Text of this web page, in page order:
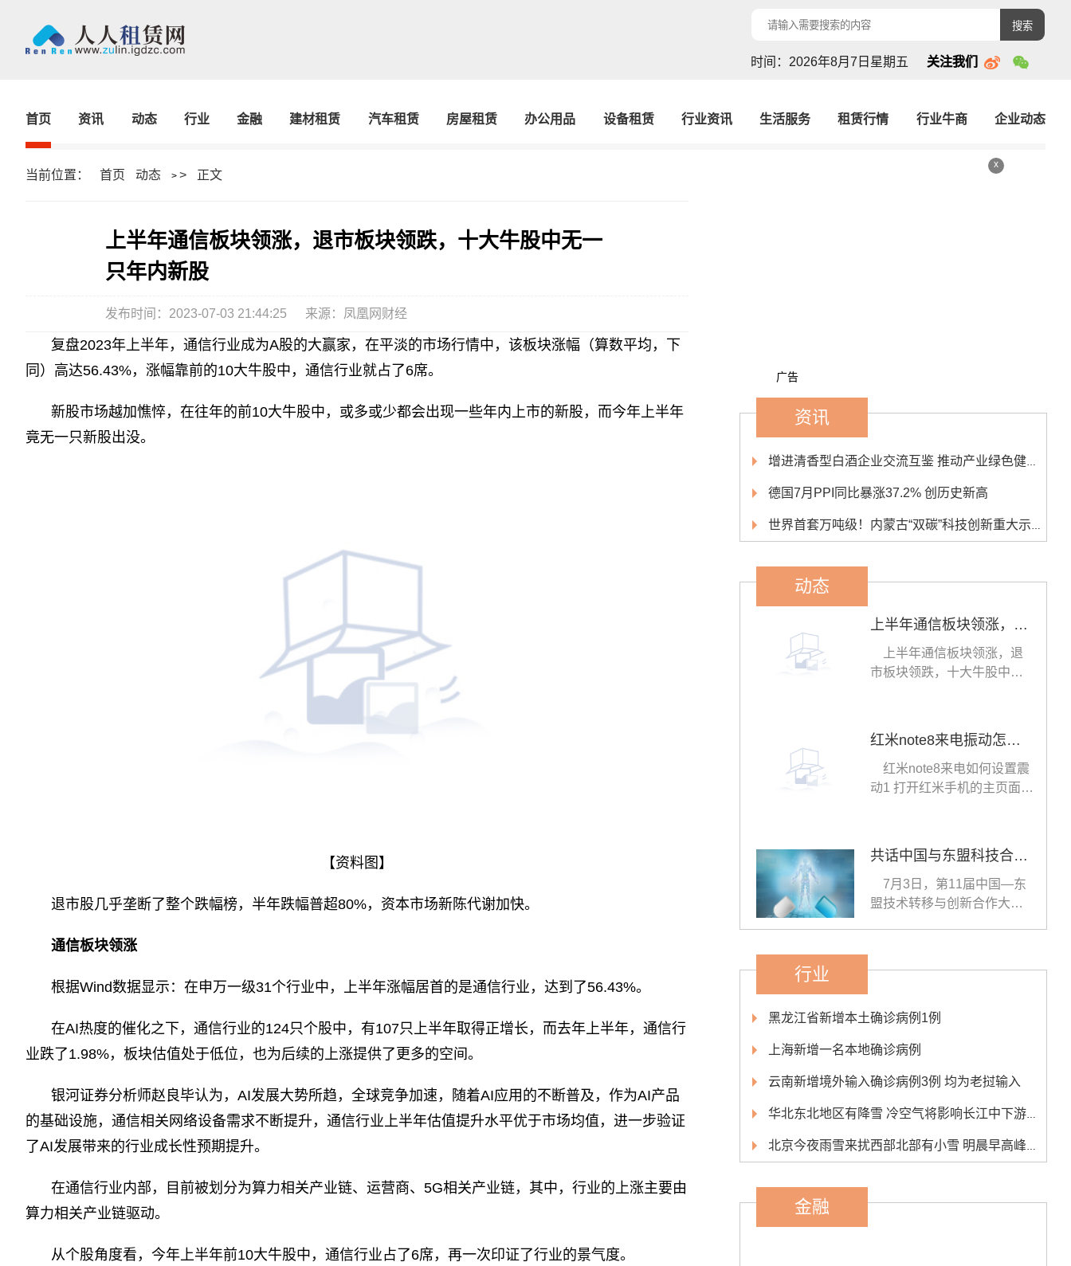
搜索
时间：2026年8月7日星期五 关注我们
首页 资讯 动态 行业 金融 建材租赁 汽车租赁 房屋租赁 办公用品 设备租赁 行业资讯 生活服务 租赁行情 行业牛商 企业动态
当前位置： 首页 动态 > > 正文
上半年通信板块领涨，退市板块领跌，十大牛股中无一
只年内新股
发布时间：2023-07-03 21:44:25 来源：凤凰网财经
复盘2023年上半年，通信行业成为A股的大赢家，在平淡的市场行情中，该板块涨幅（算数平均，下
同）高达56.43%，涨幅靠前的10大牛股中，通信行业就占了6席。
新股市场越加憔悴，在往年的前10大牛股中，或多或少都会出现一些年内上市的新股，而今年上半年
竟无一只新股出没。
【资料图】
退市股几乎垄断了整个跌幅榜，半年跌幅普超80%，资本市场新陈代谢加快。
通信板块领涨
根据Wind数据显示：在申万一级31个行业中，上半年涨幅居首的是通信行业，达到了56.43%。
在AI热度的催化之下，通信行业的124只个股中，有107只上半年取得正增长，而去年上半年，通信行
业跌了1.98%，板块估值处于低位，也为后续的上涨提供了更多的空间。
银河证券分析师赵良毕认为，AI发展大势所趋，全球竞争加速，随着AI应用的不断普及，作为AI产品
的基础设施，通信相关网络设备需求不断提升，通信行业上半年估值提升水平优于市场均值，进一步验证
了AI发展带来的行业成长性预期提升。
在通信行业内部，目前被划分为算力相关产业链、运营商、5G相关产业链，其中，行业的上涨主要由
算力相关产业链驱动。
从个股角度看，今年上半年前10大牛股中，通信行业占了6席，再一次印证了行业的景气度。
x
广告
资讯
增进清香型白酒企业交流互鉴 推动产业绿色健康可持续发展
德国7月PPI同比暴涨37.2% 创历史新高
世界首套万吨级！内蒙古“双碳”科技创新重大示范工程开工
动态
上半年通信板块领涨，退市板块领跌，十大牛股中无一只年内新股
上半年通信板块领涨，退
市板块领跌，十大牛股中无
红米note8来电振动怎么设置
红米note8来电如何设置震
动1 打开红米手机的主页面;2
共话中国与东盟科技合作 第11届东创会将在南宁举办_天天速看料
7月3日，第11届中国—东
盟技术转移与创新合作大会
行业
黑龙江省新增本土确诊病例1例
上海新增一名本地确诊病例
云南新增境外输入确诊病例3例 均为老挝输入
华北东北地区有降雪 冷空气将影响长江中下游以北大部地区
北京今夜雨雪来扰西部北部有小雪 明晨早高峰或受影响
金融